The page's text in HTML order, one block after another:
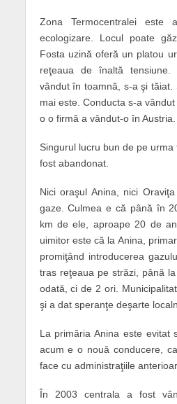
Zona Termocentralei este
ecologizare. Locul poate
Fosta uzină oferă un platou
reţeaua de înaltă
vândut în toamnă, s-a şi tăiat.
mai este. Conducta s-a
o o firmă a vândut-o în Austria.
Singurul lucru bun de pe
fost abandonat.
Nici oraşul Anina, nici
gaze. Culmea e că până în
km de ele, aproape 20 de
uimitor este că la Anina,
promiţând introducerea
tras reţeaua pe străzi, până
odată, ci de 2 ori.
şi a dat speranţe deşarte
La primăria Anina este evitat
acum e o nouă conducere,
face cu administraţiile
În 2003 centrala a fost